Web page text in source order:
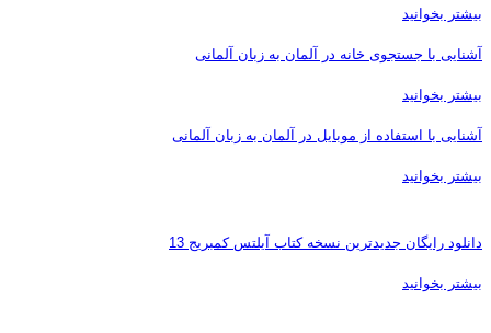
بیشتر بخوانید
آشنایی با جستجوی خانه در آلمان به زبان آلمانی
بیشتر بخوانید
آشنایی با استفاده از موبایل در آلمان به زبان آلمانی
بیشتر بخوانید
دانلود رایگان جدیدترین نسخه کتاب آیلتس کمبریج 13
بیشتر بخوانید